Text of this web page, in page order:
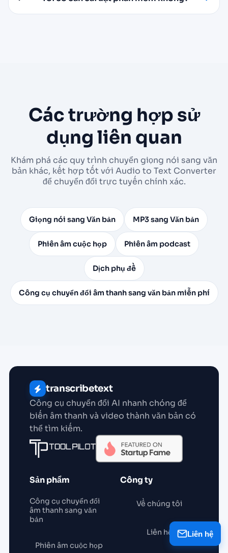
Các trường hợp sử
dụng liên quan
Khám phá các quy trình chuyển giọng nói sang văn
bản khác, kết hợp tốt với Audio to Text Converter
để chuyển đổi trực tuyến chính xác.
Giọng nói sang Văn bản MP3 sang Văn bản
Phiên âm cuộc họp Phiên âm podcast
Dịch phụ đề
Công cụ chuyển đổi âm thanh sang văn bản miễn phí
transcribetext
Công cụ chuyển đổi AI nhanh chóng để
biến âm thanh và video thành văn bản có
thể tìm kiếm.
Sản phẩm
Công cụ chuyển đổi
âm thanh sang văn
bản
Phiên âm cuộc họp
Công ty
Về chúng tôi
Liên hệ Liên hệ